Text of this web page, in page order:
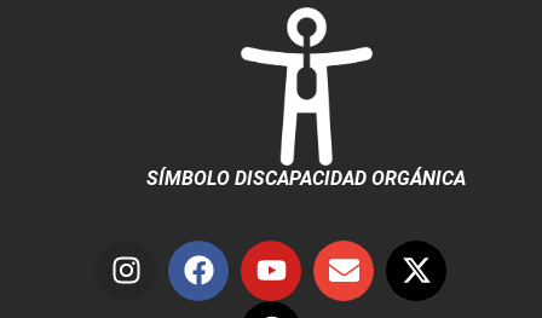
SÍMBOLO DISCAPACIDAD ORGÁNICA